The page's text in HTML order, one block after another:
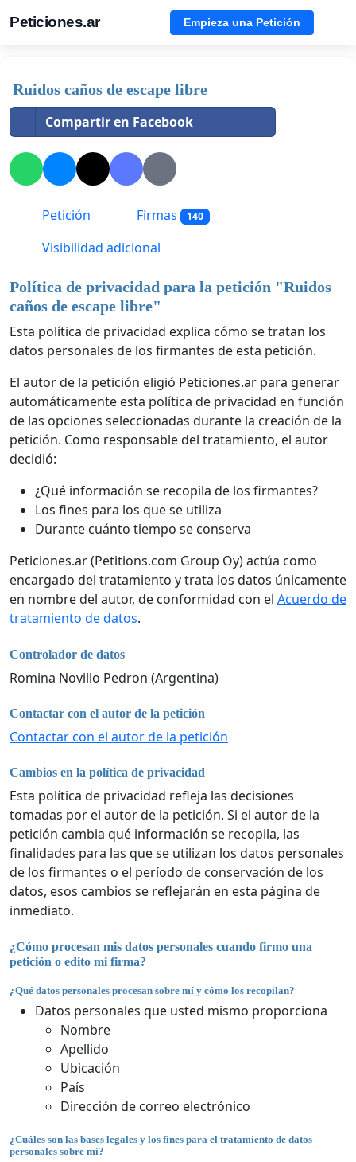
Peticiones.ar Empieza una Petición
Ruidos caños de escape libre
Compartir en Facebook
Petición Firmas 140
Visibilidad adicional
Política de privacidad para la petición "Ruidos
caños de escape libre"
Esta política de privacidad explica cómo se tratan los
datos personales de los firmantes de esta petición.
El autor de la petición eligió Peticiones.ar para generar
automáticamente esta política de privacidad en función
de las opciones seleccionadas durante la creación de la
petición. Como responsable del tratamiento, el autor
decidió:
¿Qué información se recopila de los firmantes?
Los fines para los que se utiliza
Durante cuánto tiempo se conserva
Peticiones.ar (Petitions.com Group Oy) actúa como
encargado del tratamiento y trata los datos únicamente
en nombre del autor, de conformidad con el Acuerdo de
tratamiento de datos.
Controlador de datos
Romina Novillo Pedron (Argentina)
Contactar con el autor de la petición
Contactar con el autor de la petición
Cambios en la política de privacidad
Esta política de privacidad refleja las decisiones
tomadas por el autor de la petición. Si el autor de la
petición cambia qué información se recopila, las
finalidades para las que se utilizan los datos personales
de los firmantes o el período de conservación de los
datos, esos cambios se reflejarán en esta página de
inmediato.
¿Cómo procesan mis datos personales cuando firmo una
petición o edito mi firma?
¿Qué datos personales procesan sobre mí y cómo los recopilan?
Datos personales que usted mismo proporciona
Nombre
Apellido
Ubicación
País
Dirección de correo electrónico
¿Cuáles son las bases legales y los fines para el tratamiento de datos
personales sobre mí?